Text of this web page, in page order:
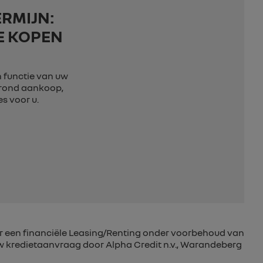
KOPEN
functie van uw
aankoop,
voor u.
financiële Leasing/Renting onder voorbehoud van
door Alpha Credit n.v., Warandeberg